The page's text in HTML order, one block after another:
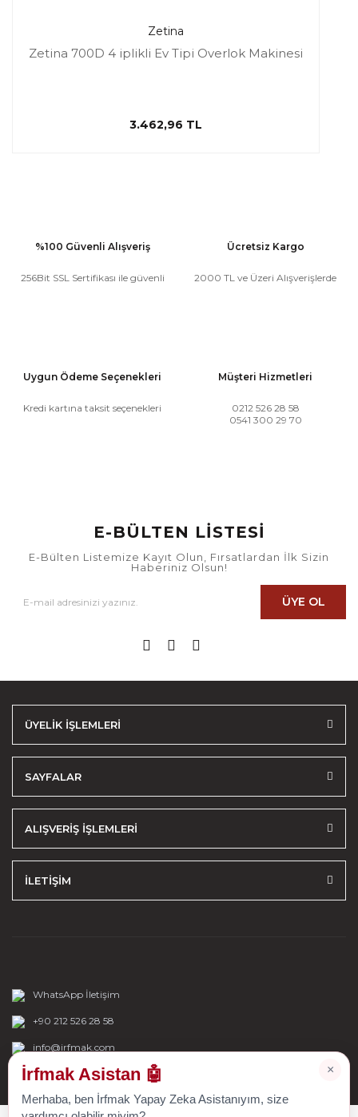
Zetina
Zetina 700D 4 iplikli Ev Tipi Overlok Makinesi
3.462,96 TL
%100 Güvenli Alışveriş
256Bit SSL Sertifikası ile güvenli
Ücretsiz Kargo
2000 TL ve Üzeri Alışverişlerde
Uygun Ödeme Seçenekleri
Kredi kartına taksit seçenekleri
Müşteri Hizmetleri
0212 526 28 58
0541 300 29 70
E-BÜLTEN LİSTESİ
E-Bülten Listemize Kayıt Olun, Fırsatlardan İlk Sizin
Haberiniz Olsun!
ÜYE OL
ÜYELİK İŞLEMLERİ
SAYFALAR
ALIŞVERİŞ İŞLEMLERİ
İLETİŞİM
WhatsApp İletişim
+90 212 526 28 58
info@irfmak.com
×
İrfmak Asistan 🤖
Merhaba, ben İrfmak Yapay Zeka Asistanıyım, size